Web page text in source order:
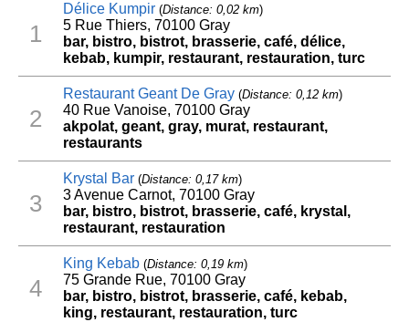
1
Délice Kumpir(Distance: 0,02 km)
5 Rue Thiers, 70100 Gray
bar, bistro, bistrot, brasserie, café, délice,
kebab, kumpir, restaurant, restauration, turc
2
Restaurant Geant De Gray(Distance: 0,12 km)
40 Rue Vanoise, 70100 Gray
akpolat, geant, gray, murat, restaurant,
restaurants
3
Krystal Bar(Distance: 0,17 km)
3 Avenue Carnot, 70100 Gray
bar, bistro, bistrot, brasserie, café, krystal,
restaurant, restauration
4
King Kebab(Distance: 0,19 km)
75 Grande Rue, 70100 Gray
bar, bistro, bistrot, brasserie, café, kebab,
king, restaurant, restauration, turc